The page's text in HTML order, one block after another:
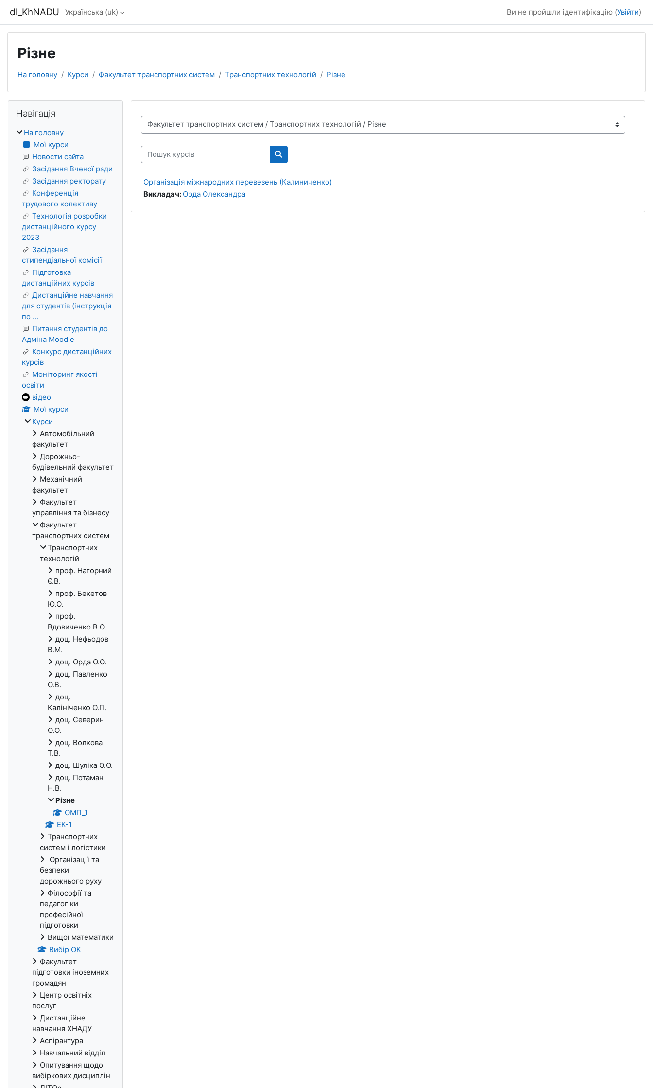
dl_KhNADU Українська ‎(uk)‎ Ви не пройшли ідентифікацію (Увійти)
Різне
На головну Курси Факультет транспортних систем Транспортних технологій Різне
Категорії курсів
Пошук курсів
Пошук курсів
Організація міжнародних перевезень (Калиниченко)
Викладач: Орда Олександра
Блоки
Навігація
На головну
Мої курси
Новости сайта
Засідання Вченої ради
Засідання ректорату
Конференція
трудового колективу
Технологія розробки
дистанційного курсу
2023
Засідання
стипендіальної комісії
Підготовка
дистанційних курсів
Дистанційне навчання
для студентів (інструкція
по ...
Питання студентів до
Адміна Moodle
Конкурс дистанційних
курсів
Моніторинг якості
освіти
відео
Мої курси
Курси
Автомобільний
факультет
Дорожньо-
будівельний факультет
Механічний
факультет
Факультет
управління та бізнесу
Факультет
транспортних систем
Транспортних
технологій
проф. Нагорний
Є.В.
проф. Бекетов
Ю.О.
проф.
Вдовиченко В.О.
доц. Нефьодов
В.М.
доц. Орда О.О.
доц. Павленко
О.В.
доц.
Калініченко О.П.
доц. Северин
О.О.
доц. Волкова
Т.В.
доц. Шуліка О.О.
доц. Потаман
Н.В.
Різне
ОМП_1
ЕК-1
Транспортних
систем і логістики
Організації та
безпеки
дорожнього руху
Філософії та
педагогіки
професійної
підготовки
Вищої математики
Вибір ОК
Факультет
підготовки іноземних
громадян
Центр освітніх
послуг
Дистанційне
навчання ХНАДУ
Аспірантура
Навчальний відділ
Опитування щодо
вибіркових дисциплін